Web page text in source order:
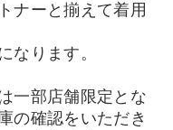
ナーと揃えて着用
なります。
一部店舗限定とな
の確認をいただき